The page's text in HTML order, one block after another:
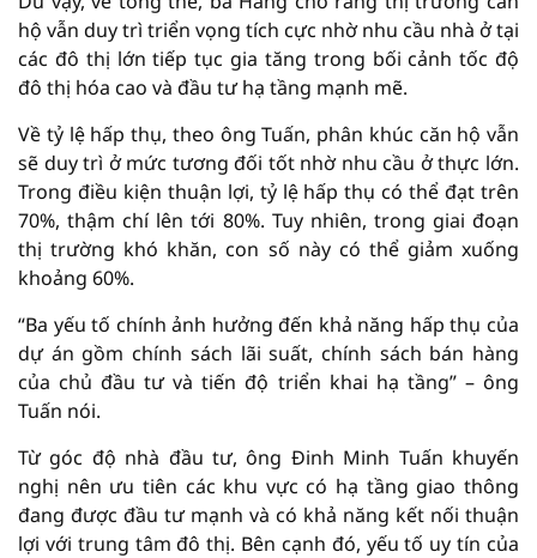
hộ vẫn duy trì triển vọng tích cực nhờ nhu cầu nhà ở tại
các đô thị lớn tiếp tục gia tăng trong bối cảnh tốc độ
đô thị hóa cao và đầu tư hạ tầng mạnh mẽ.
Về tỷ lệ hấp thụ, theo ông Tuấn, phân khúc căn hộ vẫn
sẽ duy trì ở mức tương đối tốt nhờ nhu cầu ở thực lớn.
Trong điều kiện thuận lợi, tỷ lệ hấp thụ có thể đạt trên
70%, thậm chí lên tới 80%. Tuy nhiên, trong giai đoạn
thị trường khó khăn, con số này có thể giảm xuống
khoảng 60%.
“Ba yếu tố chính ảnh hưởng đến khả năng hấp thụ của
dự án gồm chính sách lãi suất, chính sách bán hàng
của chủ đầu tư và tiến độ triển khai hạ tầng” – ông
Tuấn nói.
Từ góc độ nhà đầu tư, ông Đinh Minh Tuấn khuyến
nghị nên ưu tiên các khu vực có hạ tầng giao thông
đang được đầu tư mạnh và có khả năng kết nối thuận
lợi với trung tâm đô thị. Bên cạnh đó, yếu tố uy tín của